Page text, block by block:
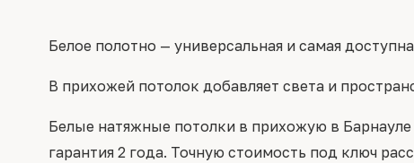
Белое полотно — универсальная и самая
В прихожей потолок добавляет света и
Белые натяжные потолки в прихожую в
гарантия 2 года. Точную стоимость под ключ